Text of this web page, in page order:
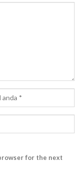
for the next